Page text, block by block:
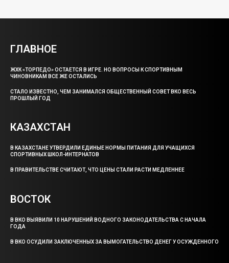
ГЛАВНОЕ
ЖХК «ТОРПЕДО» ОСТАЕТСЯ В ИГРЕ. НО ВОПРОСЫ К СПОРТИВНЫМ
ЧИНОВНИКАМ ВСЕ ЖЕ ОСТАЛИСЬ
СТАЛО ИЗВЕСТНО, ЧЕМ ЗАНИМАЛСЯ ОБЩЕСТВЕННЫЙ СОВЕТ ВКО ВЕСЬ
ПРОШЛЫЙ ГОД
КАЗАХСТАН
В КАЗАХСТАНЕ УТВЕРДИЛИ ЕДИНЫЕ НОРМЫ ПИТАНИЯ ДЛЯ УЧАЩИХСЯ
СПОРТИВНЫХ ШКОЛ-ИНТЕРНАТОВ
В ПРАВИТЕЛЬСТВЕ СЧИТАЮТ, ЧТО ЦЕНЫ СТАЛИ РАСТИ МЕДЛЕННЕЕ
ВОСТОК
В ВКО ВЫЯВИЛИ 10 НАРУШЕНИЙ ВОДНОГО ЗАКОНОДАТЕЛЬСТВА С НАЧАЛА
ГОДА
В ВКО ОСУДИЛИ ЗАКЛЮЧЕННЫХ ЗА ВЫМОГАТЕЛЬСТВО ДЕНЕГ У ОСУЖДЕННОГО